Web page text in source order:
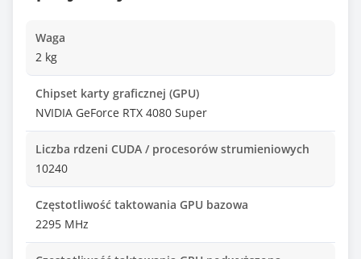
Waga
2 kg
Chipset karty graficznej (GPU)
NVIDIA GeForce RTX 4080 Super
Liczba rdzeni CUDA / procesorów strumieniowych
10240
Częstotliwość taktowania GPU bazowa
2295 MHz